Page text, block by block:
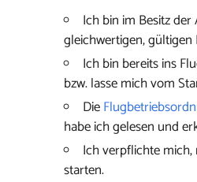
Ich bin im Besitz
gleichwertigen, gültigen
Ich bin bereits ins
bzw. lasse mich vom
Die
habe ich gelesen und
Ich verpflichte
starten.